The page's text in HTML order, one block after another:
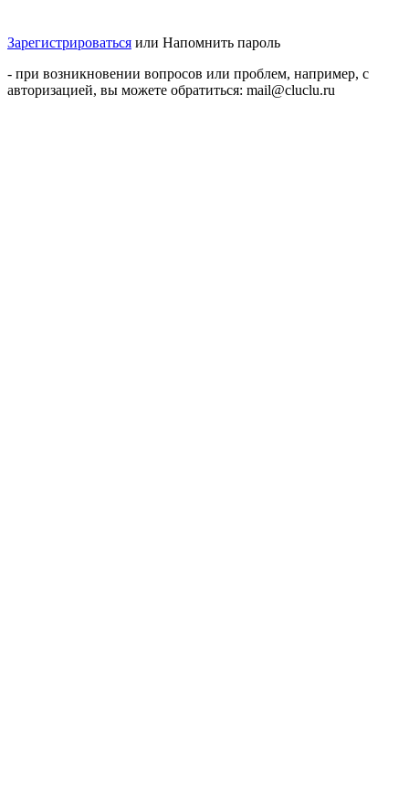
Зарегистрироваться или Напомнить пароль
- при возникновении вопросов или проблем, например, с
авторизацией, вы можете обратиться: mail@cluclu.ru